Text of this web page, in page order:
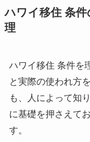
ハワイ移住 条
理
ハワイ移住 条件を
と実際の使われ方
も、人によって知
に基礎を押さえて
す。